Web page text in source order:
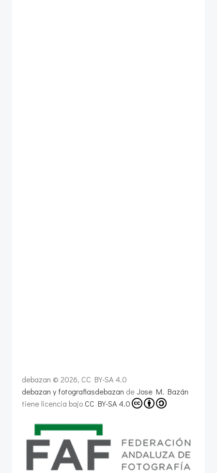
debazan © 2026, CC BY-SA 4.0
debazan y fotografiasdebazan de Jose M. Bazán
tiene licencia bajoCC BY-SA 4.0